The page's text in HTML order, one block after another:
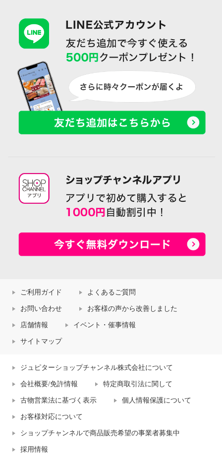
ご利用ガイド よくあるご質問
お問い合わせ お客様の声から改善しました
店舗情報 イベント・催事情報
サイトマップ
ジュピターショップチャンネル株式会社について
会社概要/免許情報 特定商取引法に関して
古物営業法に基づく表示 個人情報保護について
お客様対応について
ショップチャンネルで商品販売希望の事業者募集中
採用情報